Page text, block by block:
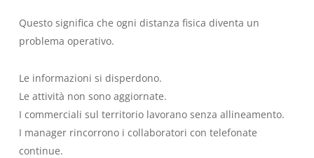
Questo significa che ogni distanza fisica diventa un
problema operativo.
Le informazioni si disperdono.
Le attività non sono aggiornate.
I commerciali sul territorio lavorano senza allineamento.
I manager rincorrono i collaboratori con telefonate
continue.